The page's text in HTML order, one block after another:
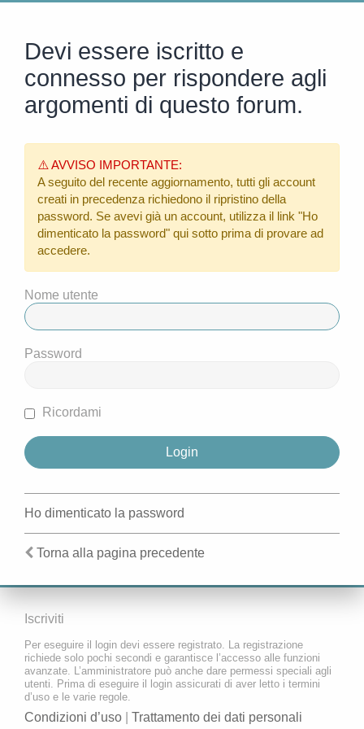
Devi essere iscritto e
connesso per rispondere agli
argomenti di questo forum.
⚠️ AVVISO IMPORTANTE:
A seguito del recente aggiornamento, tutti gli account
creati in precedenza richiedono il ripristino della
password. Se avevi già un account, utilizza il link "Ho
dimenticato la password" qui sotto prima di provare ad
accedere.
Nome utente
Password
Ricordami
Ho dimenticato la password
Torna alla pagina precedente
Iscriviti
Per eseguire il login devi essere registrato. La registrazione
richiede solo pochi secondi e garantisce l’accesso alle funzioni
avanzate. L’amministratore può anche dare permessi speciali agli
utenti. Prima di eseguire il login assicurati di aver letto i termini
d’uso e le varie regole.
Condizioni d’uso Trattamento dei dati personali